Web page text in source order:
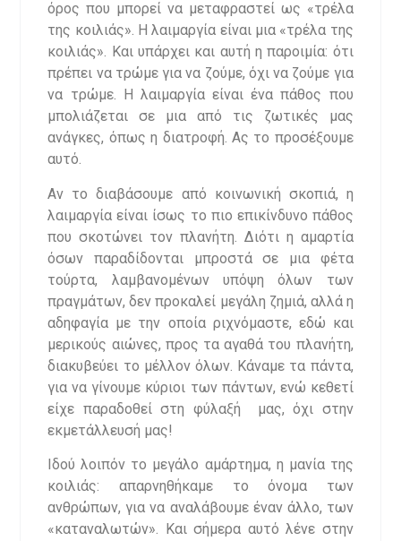
όρος που μπορεί να μεταφραστεί ως «τρέλα
της κοιλιάς». Η λαιμαργία είναι μια «τρέλα της
κοιλιάς». Και υπάρχει και αυτή η παροιμία: ότι
πρέπει να τρώμε για να ζούμε, όχι να ζούμε για
να τρώμε. Η λαιμαργία είναι ένα πάθος που
μπολιάζεται σε μια από τις ζωτικές μας
ανάγκες, όπως η διατροφή. Ας το προσέξουμε
αυτό.
Αν το διαβάσουμε από κοινωνική σκοπιά, η
λαιμαργία είναι ίσως το πιο επικίνδυνο πάθος
που σκοτώνει τον πλανήτη. Διότι η αμαρτία
όσων παραδίδονται μπροστά σε μια φέτα
τούρτα, λαμβανομένων υπόψη όλων των
πραγμάτων, δεν προκαλεί μεγάλη ζημιά, αλλά η
αδηφαγία με την οποία ριχνόμαστε, εδώ και
μερικούς αιώνες, προς τα αγαθά του πλανήτη,
διακυβεύει το μέλλον όλων. Κάναμε τα πάντα,
για να γίνουμε κύριοι των πάντων, ενώ κεθετί
είχε παραδοθεί στη φύλαξή μας, όχι στην
εκμετάλλευσή μας!
Ιδού λοιπόν το μεγάλο αμάρτημα, η μανία της
κοιλιάς: απαρνηθήκαμε το όνομα των
ανθρώπων, για να αναλάβουμε έναν άλλο, των
«καταναλωτών». Και σήμερα αυτό λένε στην